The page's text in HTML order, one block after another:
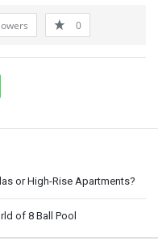
0
or High-Rise Apartments?
of 8 Ball Pool